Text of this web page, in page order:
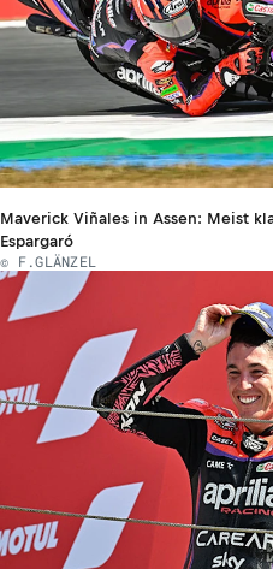
Maverick Viñales in Assen: Meist
Espargaró
© F.GLÄNZEL